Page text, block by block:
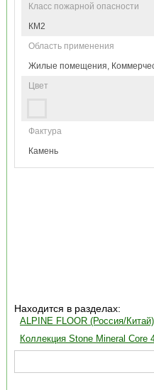
Класс пожарной опасности
КМ2
Область применения
Жилые помещения,
Цвет
Фактура
Камень
Находится в разделах:
ALPINE FLOOR (Россия/Китай)
Коллекция Stone Mineral Core